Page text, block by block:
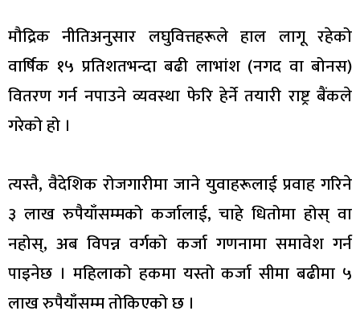
मौद्रिक नीतिअनुसार लघुवित्तहरूले हाल लागू रहेको
वार्षिक १५ प्रतिशतभन्दा बढी लाभांश (नगद वा बोनस)
वितरण गर्न नपाउने व्यवस्था फेरि हेर्ने तयारी राष्ट्र बैंकले
गरेको हो ।
त्यस्तै, वैदेशिक रोजगारीमा जाने युवाहरूलाई प्रवाह गरिने
३ लाख रुपैयाँसम्मको कर्जालाई, चाहे धितोमा होस् वा
नहोस्, अब विपन्न वर्गको कर्जा गणनामा समावेश गर्न
पाइनेछ । महिलाको हकमा यस्तो कर्जा सीमा बढीमा ५
लाख रुपैयाँसम्म तोकिएको छ ।